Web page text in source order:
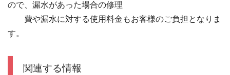
ので、漏水があった場合の修理
費や漏水に対する使用料金もお客様のご負担となりま
す。
関連する情報